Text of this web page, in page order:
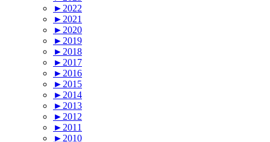
►2022
►2021
►2020
►2019
►2018
►2017
►2016
►2015
►2014
►2013
►2012
►2011
►2010